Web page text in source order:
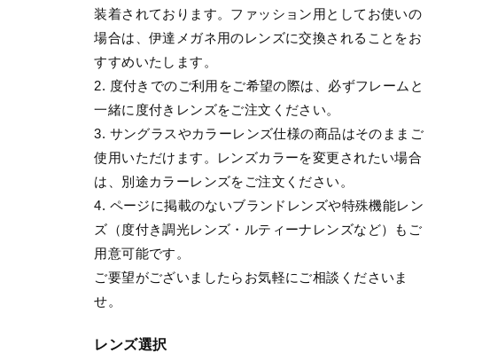
装着されております。ファッション用としてお使いの
場合は、伊達メガネ用のレンズに交換されることをお
すすめいたします。
2. 度付きでのご利用をご希望の際は、必ずフレームと
一緒に度付きレンズをご注文ください。
3. サングラスやカラーレンズ仕様の商品はそのままご
使用いただけます。レンズカラーを変更されたい場合
は、別途カラーレンズをご注文ください。
4. ページに掲載のないブランドレンズや特殊機能レン
ズ（度付き調光レンズ・ルティーナレンズなど）もご
用意可能です。
ご要望がございましたらお気軽にご相談くださいま
せ。
レンズ選択